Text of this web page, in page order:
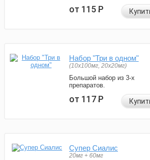
от 115Р
Набор "Три в одном"
(10x100мг, 20x20мг)
Большой набор из 3-х
препаратов.
от 117Р
Супер Сиалис
20мг + 60мг